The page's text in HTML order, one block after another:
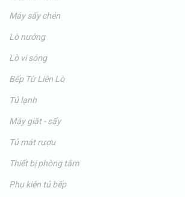
Máy sấy chén
Lò nướng
Lò vi sóng
Bếp Từ Liên Lò
Tủ lạnh
Máy giặt - sấy
Tủ mát rượu
Thiết bị phòng tắm
Phụ kiện tủ bếp